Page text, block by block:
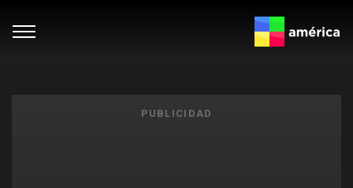
PUBLICIDAD